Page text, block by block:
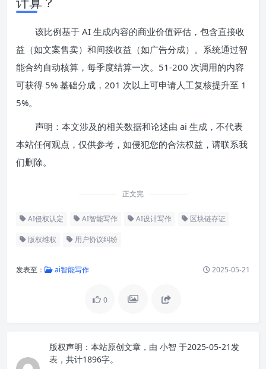
该比例基于 AI 生成内容的商业价值评估，包含直接收
益（如文案售卖）和间接收益（如广告分成）。系统通过智
能合约自动核算，每季度结算一次。51-200 次调用的内容
可获得 5% 基础分成，201 次以上可申请人工复核提升至 1
5%。
声明：本文涉及的相关数据和论述由 ai 生成，不代表
本站任何观点，仅供参考，如侵犯您的合法权益，请联系我
们删除。
正文完
AI侵权认定 AI智能写作 AI设计写作 区块链存证
版权维权 用户协议纠纷
发表至： ai智能写作 2025-05-21
0
版权声明： 本站原创文章，由 小智 于2025-05-21发
表，共计1896字。